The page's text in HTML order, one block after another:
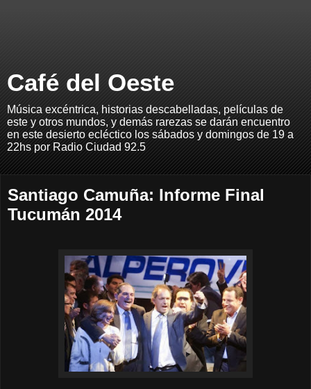
Café del Oeste
Música excéntrica, historias descabelladas, películas de
este y otros mundos, y demás rarezas se darán encuentro
en este desierto ecléctico los sábados y domingos de 19 a
22hs por Radio Ciudad 92.5
Santiago Camuña: Informe Final
Tucumán 2014